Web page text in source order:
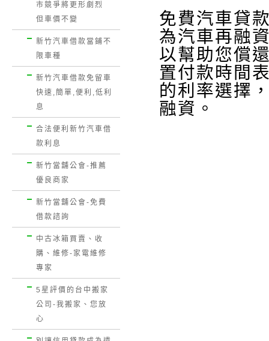
市競爭將更形劇烈
但車價不變
新竹汽車借款當鋪不
限車種
新竹汽車借款免留車
快速,簡單,便利,低利
息
合法便利新竹汽車借
款利息
新竹當舖公會-推薦
優良商家
新竹當舖公會-免費
借款諮詢
中古冰箱買賣、收
購、維修-家電維修
專家
5星評價的台中搬家
公司-我搬家、您放
心
免費汽車貸
為汽車再融
以幫助您償
置付款時間
的利率選擇
融資。